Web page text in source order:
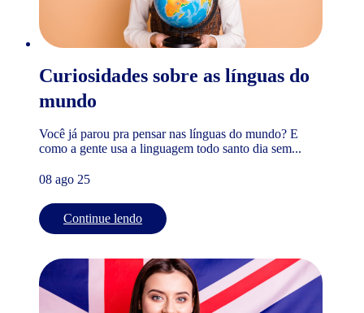
Curiosidades sobre as línguas do
mundo
Você já parou pra pensar nas línguas do mundo? E
como a gente usa a linguagem todo santo dia sem...
08 ago 25
Continue lendo